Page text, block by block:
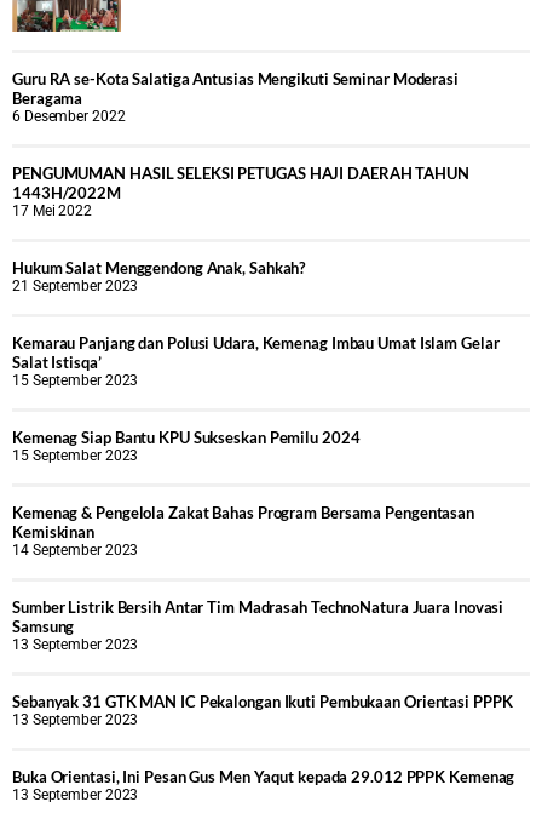
Guru RA se-Kota Salatiga Antusias Mengikuti Seminar Moderasi
Beragama
6 Desember 2022
PENGUMUMAN HASIL SELEKSI PETUGAS HAJI DAERAH TAHUN
1443H/2022M
17 Mei 2022
Hukum Salat Menggendong Anak, Sahkah?
21 September 2023
Kemarau Panjang dan Polusi Udara, Kemenag Imbau Umat Islam Gelar
Salat Istisqa’
15 September 2023
Kemenag Siap Bantu KPU Sukseskan Pemilu 2024
15 September 2023
Kemenag & Pengelola Zakat Bahas Program Bersama Pengentasan
Kemiskinan
14 September 2023
Sumber Listrik Bersih Antar Tim Madrasah TechnoNatura Juara Inovasi
Samsung
13 September 2023
Sebanyak 31 GTK MAN IC Pekalongan Ikuti Pembukaan Orientasi PPPK
13 September 2023
Buka Orientasi, Ini Pesan Gus Men Yaqut kepada 29.012 PPPK Kemenag
13 September 2023